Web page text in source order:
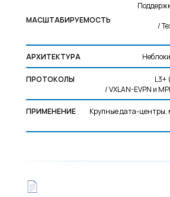
МАСШТАБИРУЕМОСТЬ
АРХИТЕКТУРА
ПРИМЕНЕНИЕ
ПРОТОКОЛЫ
/
Крупные дата-центры,
L3+
/ VXLAN-EVPN и